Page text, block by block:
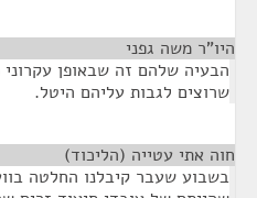
היו"ר משה גפני
שרוצים לגבות עליהם היטל.
חוה אתי עטייה (הליכוד)
בשבוע שעבר קיבלנו החלטה